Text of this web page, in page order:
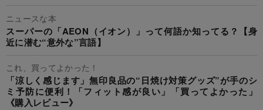
ニュースな本
スーパーの「AEON（イオン）」って何語か知ってる？【身
近に潜む“意外な”言語】
これ、買ってよかった！
「涼しく感じます」無印良品の“日焼け対策グッズ”が手のシ
ミ予防に便利！「フィット感が良い」「買ってよかった」
《購入レビュー》